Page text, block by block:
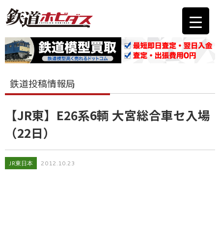
鉄道投稿情報局
【JR東】E26系6輌 大宮総合車セ入場
（22日）
JR東日本 2012.10.23